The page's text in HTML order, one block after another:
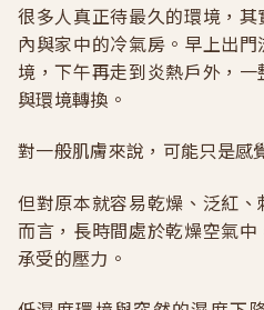
很多人真正待最久的環境，
內與家中的冷氣房。早上出
境，下午再走到炎熱戶外，
與環境轉換。
對一般肌膚來說，可能只是感
但對原本就容易乾燥、泛紅
而言，長時間處於乾燥空氣
承受的壓力。